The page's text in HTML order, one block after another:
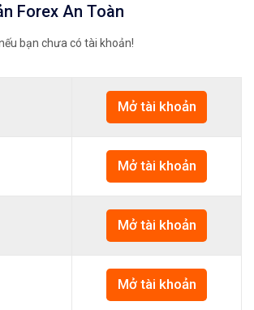
bạn đã xem thông tin😘🍀🤗Chúc bạn
Forex An Toàn
bạn chưa có tài khoản!
Mở tài khoản
Mở tài khoản
Mở tài khoản
Mở tài khoản